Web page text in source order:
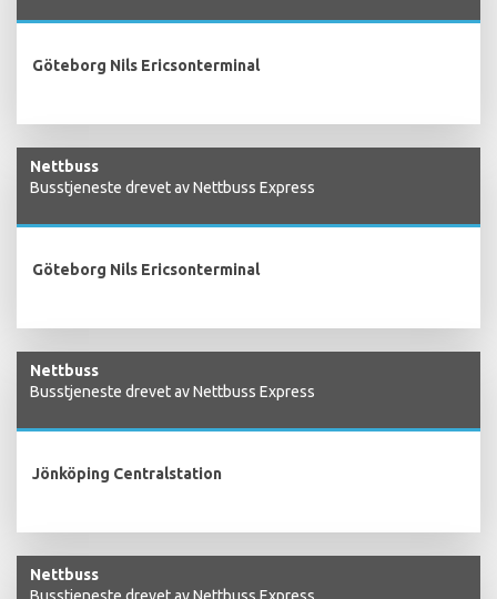
Göteborg Nils Ericsonterminal
Nettbuss
Busstjeneste drevet av Nettbuss Express
Göteborg Nils Ericsonterminal
Nettbuss
Busstjeneste drevet av Nettbuss Express
Jönköping Centralstation
Nettbuss